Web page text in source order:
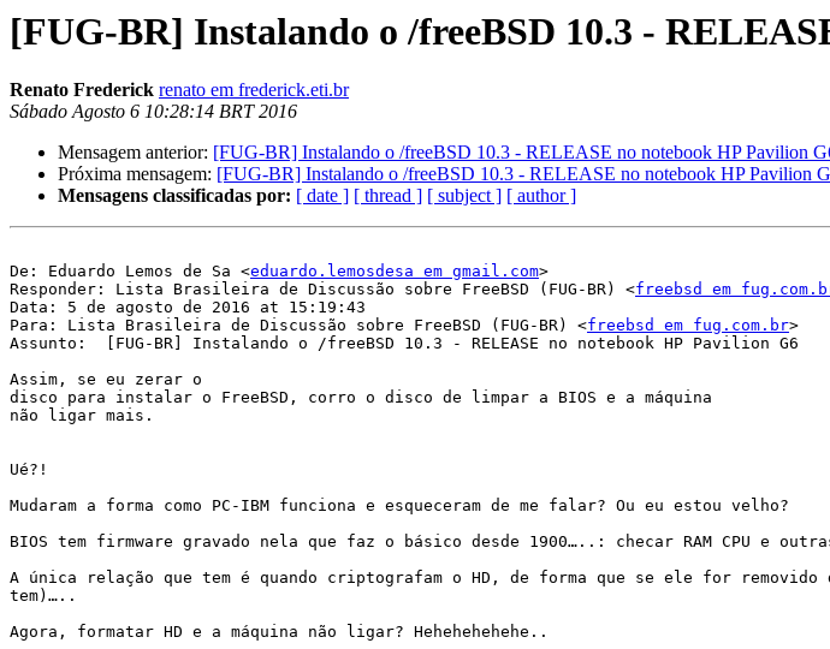
[FUG-BR] Instalando o /freeBSD 10.3 -
Renato Frederick renato em frederick.eti.br
Sábado Agosto 6 10:28:14 BRT 2016
Mensagem anterior: [FUG-BR] Instalando o /freeBSD 10.3 - RELEASE no notebook HP Pavilion
Próxima mensagem: [FUG-BR] Instalando o /freeBSD 10.3 - RELEASE no notebook HP Pavilion
Mensagens classificadas por: [ date ] [ thread ] [ subject ] [ author ]
De: Eduardo Lemos de Sa <eduardo.lemosdesa em gmail.com>
Responder: Lista Brasileira de Discussão sobre FreeBSD (FUG-BR) <freebsd em
Data: 5 de agosto de 2016 at 15:19:43
Para: Lista Brasileira de Discussão sobre FreeBSD (FUG-BR) <freebsd em fug.com.br>
Assunto:  [FUG-BR] Instalando o /freeBSD 10.3 - RELEASE no notebook HP Pavilion G6
Assim, se eu zerar o
disco para instalar o FreeBSD, corro o disco de limpar a BIOS e a máquina
não ligar mais.
Ué?!
Mudaram a forma como PC-IBM funciona e esqueceram de me falar? Ou eu estou velho?
BIOS tem firmware gravado nela que faz o básico desde 1900…..: checar RAM CPU e
A única relação que tem é quando criptografam o HD, de forma que se ele for removido
tem)…..
Agora, formatar HD e a máquina não ligar? Hehehehehehe..